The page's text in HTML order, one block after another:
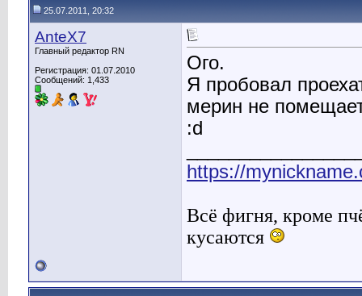
25.07.2011, 20:32
AnteX7
Главный редактор RN
Регистрация: 01.07.2010
Сообщений: 1,433
Ого.
Я пробовал
мерин не
:d
https://
Всё фигня, кроме
кусаются